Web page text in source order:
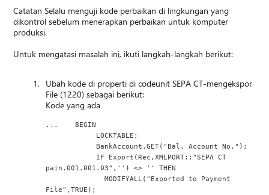
Catatan Selalu menguji kode perbaikan di lingkungan yang
dikontrol sebelum menerapkan perbaikan untuk komputer
produksi.
Untuk mengatasi masalah ini, ikuti langkah-langkah berikut:
Ubah kode di properti di codeunit SEPA CT-mengekspor
File (1220) sebagai berikut:
Kode yang ada
...    BEGIN
            LOCKTABLE;
            BankAccount.GET("Bal. Account No.");
pain.001.001.03",'') <> '' THEN
              MODIFYALL("Exported to Payment
File",TRUE);